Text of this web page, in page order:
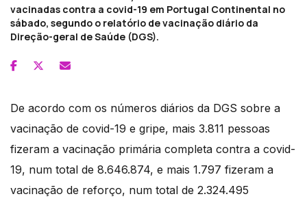
vacinadas contra a covid-19 em Portugal Continental no
sábado, segundo o relatório de vacinação diário da
Direção-geral de Saúde (DGS).
De acordo com os números diários da DGS sobre a
vacinação de covid-19 e gripe, mais 3.811 pessoas
fizeram a vacinação primária completa contra a covid-
19, num total de 8.646.874, e mais 1.797 fizeram a
vacinação de reforço, num total de 2.324.495